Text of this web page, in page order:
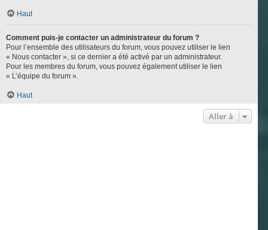
Haut
Comment puis-je contacter un administrateur du forum ?
Pour l’ensemble des utilisateurs du forum, vous pouvez utiliser le lien
« Nous contacter », si ce dernier a été activé par un administrateur.
Pour les membres du forum, vous pouvez également utiliser le lien
« L’équipe du forum ».
Haut
Aller à